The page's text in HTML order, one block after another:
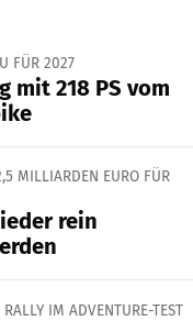
FÜR 2027
mit 218 PS vom
MILLIARDEN EURO FÜR
rein
IM ADVENTURE-TEST